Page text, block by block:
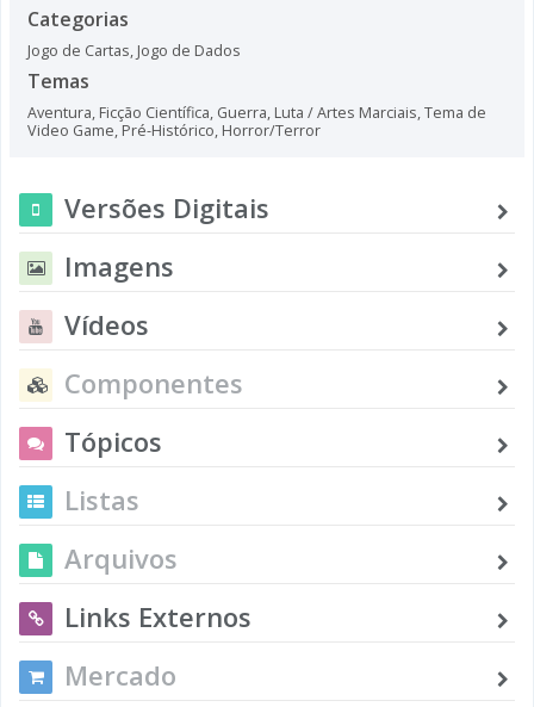
Categorias
Jogo de Cartas, Jogo de Dados
Temas
Aventura, Ficção Científica, Guerra, Luta / Artes Marciais,Tema de
Video Game, Pré-Histórico, Horror/Terror
Versões Digitais
Imagens
Vídeos
Componentes
Tópicos
Listas
Arquivos
Links Externos
Mercado